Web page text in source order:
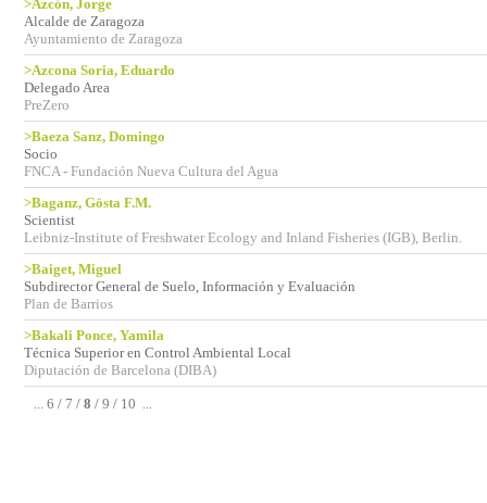
>Azcón, Jorge
Alcalde de Zaragoza
Ayuntamiento de Zaragoza
>Azcona Soria, Eduardo
Delegado Area
PreZero
>Baeza Sanz, Domingo
Socio
FNCA - Fundación Nueva Cultura del Agua
>Baganz, Gösta F.M.
Scientist
Leibniz-Institute of Freshwater Ecology and Inland Fisheries (IGB), Berlin.
>Baiget, Miguel
Subdirector General de Suelo, Información y Evaluación
Plan de Barrios
>Bakali Ponce, Yamila
Técnica Superior en Control Ambiental Local
Diputación de Barcelona (DIBA)
... 6 / 7 / 8 / 9 / 10 ...